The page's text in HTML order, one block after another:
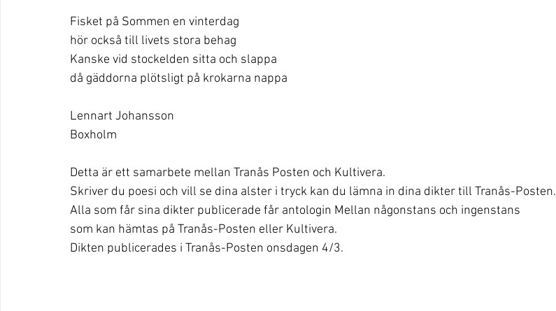
Fisket på Sommen en vinterdag
hör också till livets stora behag
Kanske vid stockelden sitta och slappa
då gäddorna plötsligt på krokarna nappa
Lennart Johansson
Boxholm
Detta är ett samarbete mellan Tranås Posten och Kultivera.
Skriver du poesi och vill se dina alster i tryck kan du lämna in dina dikter till Tranås-Posten.
Alla som får sina dikter publicerade får antologin Mellan någonstans och ingenstans
som kan hämtas på Tranås-Posten eller Kultivera.
Dikten publicerades i Tranås-Posten onsdagen 4/3.